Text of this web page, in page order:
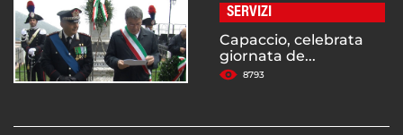
SERVIZI
Capaccio, celebrata
giornata de...
8793